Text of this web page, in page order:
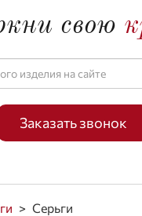
свою
Заказать звонок
> Серьги